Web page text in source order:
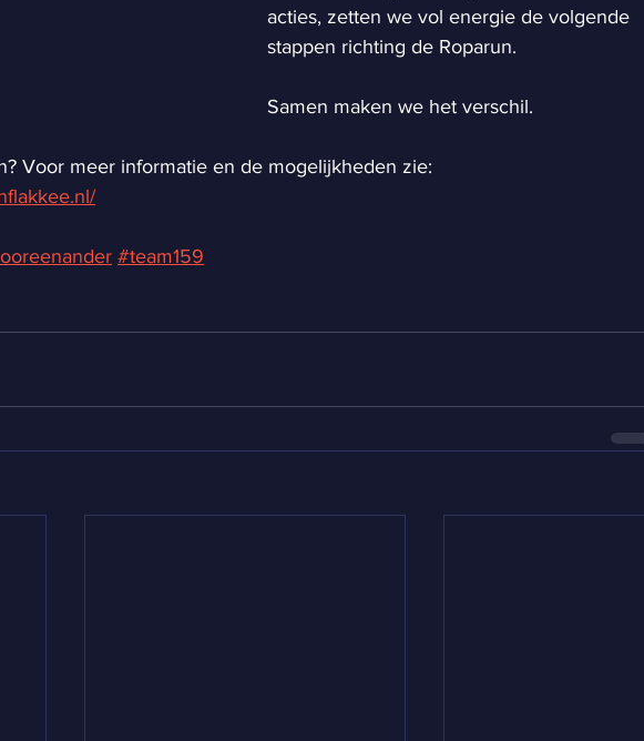
acties, zetten we vol energie de volgende
stappen richting de Roparun.
Samen maken we het verschil.
Voor meer informatie en de mogelijkheden zie:
#team159